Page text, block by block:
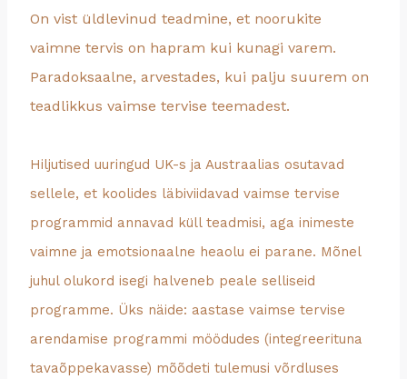
On vist üldlevinud teadmine, et noorukite
vaimne tervis on hapram kui kunagi varem.
Paradoksaalne, arvestades, kui palju suurem on
teadlikkus vaimse tervise teemadest.
Hiljutised uuringud UK-s ja Austraalias osutavad
sellele, et koolides läbiviidavad vaimse tervise
programmid annavad küll teadmisi, aga inimeste
vaimne ja emotsionaalne heaolu ei parane. Mõnel
juhul olukord isegi halveneb peale selliseid
programme. Üks näide: aastase vaimse tervise
arendamise programmi möödudes (integreerituna
tavaõppekavasse) mõõdeti tulemusi võrdluses